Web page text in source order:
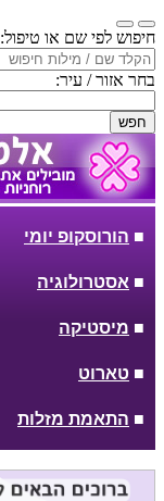
חיפוש לפי שם או טיפול:
בחר אזור / עיר:
חפש
■ הורוסקופ יומי
■ אסטרולוגיה
■ מיסטיקה
■ טארוט
■ התאמת מזלות